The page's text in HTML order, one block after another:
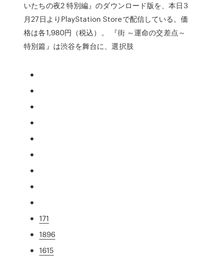
いたちの夜2 特別編』のダウンロード版を、本日3
月27日よりPlayStation Storeで配信している。価
格は各1,980円（税込）。 『街 ～運命の交差点～
特別篇』は渋谷を舞台に、選択肢
171
1896
1615